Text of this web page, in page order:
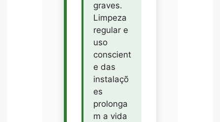
graves.
Limpeza
regular e
uso
conscient
e das
instalaçõ
es
prolonga
m a vida